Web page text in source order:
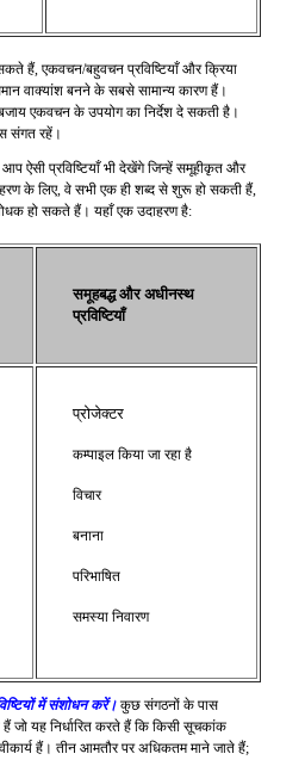
हैं, एकवचन/बहुवचन प्रविष्टियाँ और क्रिया
वाक्यांश बनने के सबसे सामान्य कारण हैं।
एकवचन के उपयोग का निर्देश दे सकती है।
संगत रहें।
आप ऐसी प्रविष्टियाँ भी देखेंगे जिन्हें समूहीकृत और
के लिए, वे सभी एक ही शब्द से शुरू हो सकती हैं,
हो सकते हैं। यहाँ एक उदाहरण है:
समूहबद्ध और अधीनस्थ
प्रविष्टियाँ
प्रोजेक्टर
कम्पाइल किया जा रहा है
विचार
बनाना
परिभाषित
समस्या निवारण
में संशोधन करें। कुछ संगठनों के पास
जो यह निर्धारित करते हैं कि किसी सूचकांक
हैं। तीन आमतौर पर अधिकतम माने जाते हैं;